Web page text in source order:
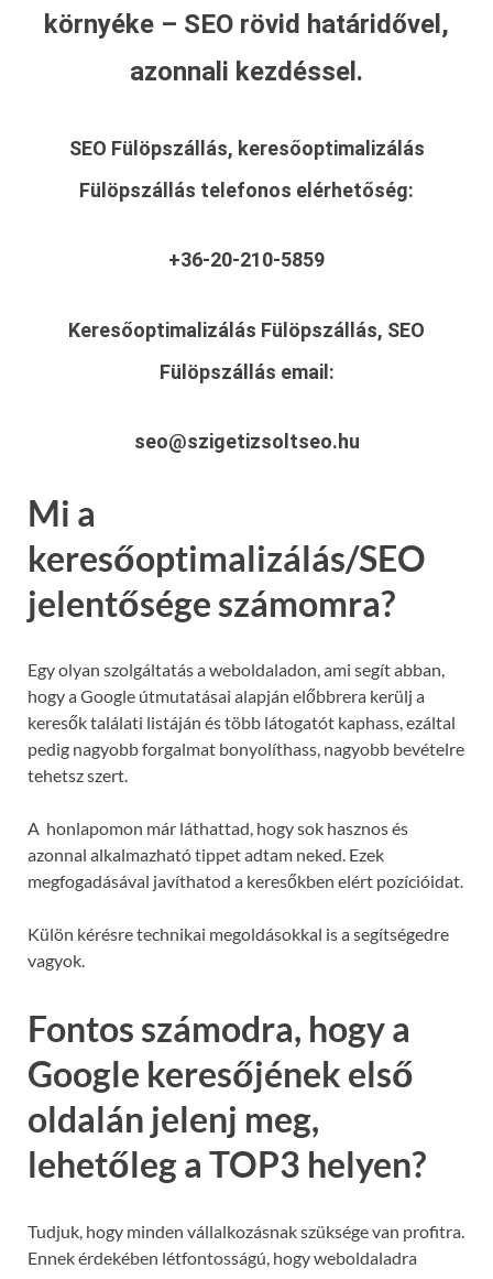
környéke – SEO rövid határidővel,
azonnali kezdéssel.
SEO Fülöpszállás, keresőoptimalizálás
Fülöpszállás telefonos elérhetőség:
+36-20-210-5859
Keresőoptimalizálás Fülöpszállás, SEO
Fülöpszállás email:
seo@szigetizsoltseo.hu
Mi a
keresőoptimalizálás/SEO
jelentősége számomra?
Egy olyan szolgáltatás a weboldaladon, ami segít abban,
hogy a Google útmutatásai alapján előbbrera kerülj a
keresők találati listáján és több látogatót kaphass, ezáltal
pedig nagyobb forgalmat bonyolíthass, nagyobb bevételre
tehetsz szert.
A honlapomon már láthattad, hogy sok hasznos és
azonnal alkalmazható tippet adtam neked. Ezek
megfogadásával javíthatod a keresőkben elért pozícióidat.
Külön kérésre technikai megoldásokkal is a segítségedre
vagyok.
Fontos számodra, hogy a
Google keresőjének első
oldalán jelenj meg,
lehetőleg a TOP3 helyen?
Tudjuk, hogy minden vállalkozásnak szüksége van profitra.
Ennek érdekében létfontosságú, hogy weboldaladra